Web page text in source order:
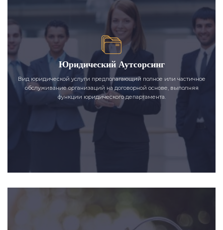
Юридический Аутсорсинг
Вид юридической услуги предполагающий полное или частичное
обслуживание организаций на договорной основе, выполняя
функции юридического департамента.